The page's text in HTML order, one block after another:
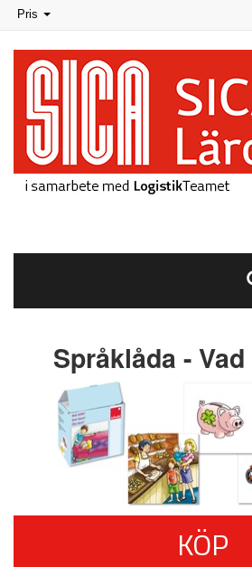
Toggle
navigation
Pris
Språklåda -
KÖP